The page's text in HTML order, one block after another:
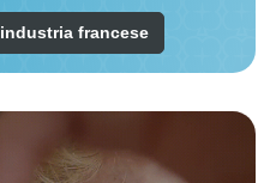
francese